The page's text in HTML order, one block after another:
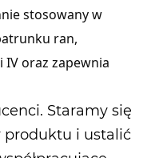
stosowany w
ran,
IV oraz zapewnia
. Staramy się
produktu i ustalić